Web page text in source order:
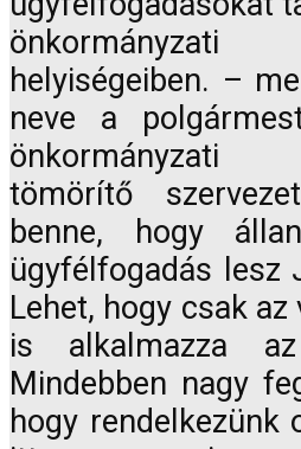
helyiségeiben. –
neve a
tömörítő
benne, hogy
ügyfélfogadás lesz
Lehet, hogy csak
is alkalmazza az
Mindebben nagy
hogy rendelkezünk